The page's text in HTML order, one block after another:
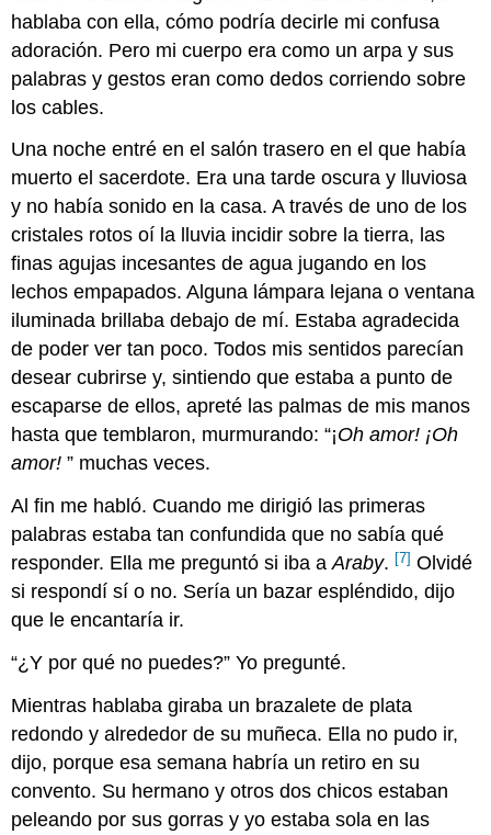
hablaba con ella, cómo podría decirle mi confusa
adoración. Pero mi cuerpo era como un arpa y sus
palabras y gestos eran como dedos corriendo sobre
los cables.
Una noche entré en el salón trasero en el que había
muerto el sacerdote. Era una tarde oscura y lluviosa
y no había sonido en la casa. A través de uno de los
cristales rotos oí la lluvia incidir sobre la tierra, las
finas agujas incesantes de agua jugando en los
lechos empapados. Alguna lámpara lejana o ventana
iluminada brillaba debajo de mí. Estaba agradecida
de poder ver tan poco. Todos mis sentidos parecían
desear cubrirse y, sintiendo que estaba a punto de
escaparse de ellos, apreté las palmas de mis manos
hasta que temblaron, murmurando: “¡Oh amor! ¡Oh
amor!” muchas veces.
Al fin me habló. Cuando me dirigió las primeras
palabras estaba tan confundida que no sabía qué
responder. Ella me preguntó si iba aAraby. [7] Olvidé
si respondí sí o no. Sería un bazar espléndido, dijo
que le encantaría ir.
“¿Y por qué no puedes?” Yo pregunté.
Mientras hablaba giraba un brazalete de plata
redondo y alrededor de su muñeca. Ella no pudo ir,
dijo, porque esa semana habría un retiro en su
convento. Su hermano y otros dos chicos estaban
peleando por sus gorras y yo estaba sola en las